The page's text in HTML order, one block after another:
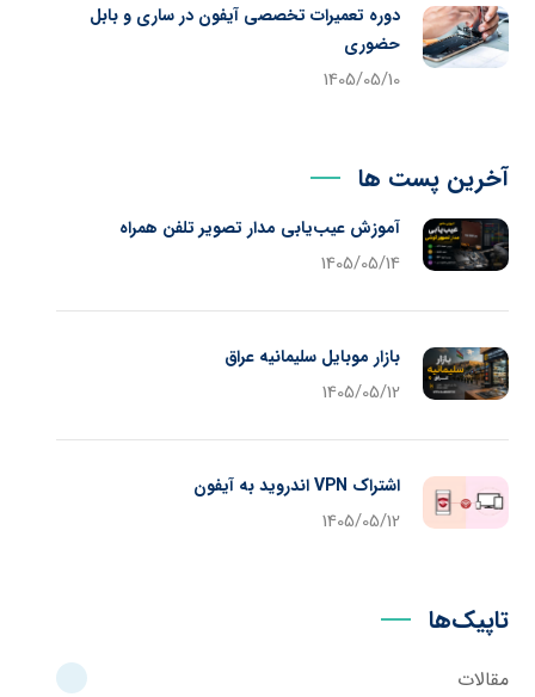
دوره تعمیرات تخصصی آیفون در ساری و بابل
حضوری
1405/05/10
آخرین پست ها
آموزش عیب‌یابی مدار تصویر تلفن همراه
1405/05/14
بازار موبایل سلیمانیه عراق
1405/05/12
اشتراک VPN اندروید به آیفون
1405/05/12
تاپیک‌ها
مقالات